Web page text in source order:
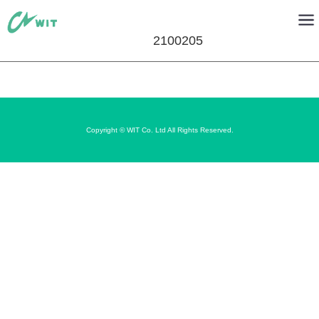
2100205
Copyright © WIT Co. Ltd All Rights Reserved.